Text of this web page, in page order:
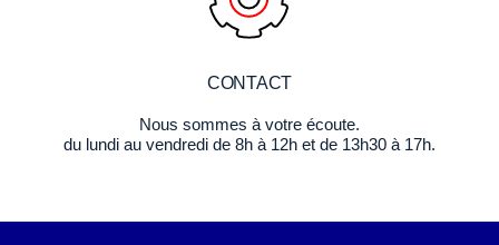
CONTACT
Nous sommes à votre écoute.
du lundi au vendredi de 8h à 12h et de 13h30 à 17h.